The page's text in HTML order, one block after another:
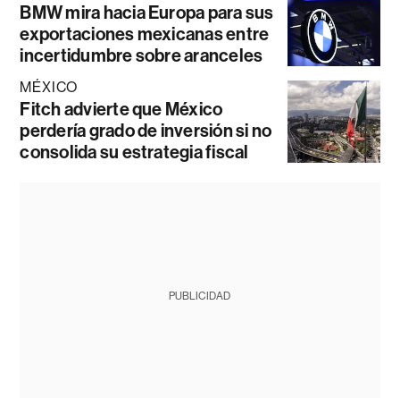
BMW mira hacia Europa para sus
exportaciones mexicanas entre
incertidumbre sobre aranceles
MÉXICO
Fitch advierte que México
perdería grado de inversión si no
consolida su estrategia fiscal
PUBLICIDAD